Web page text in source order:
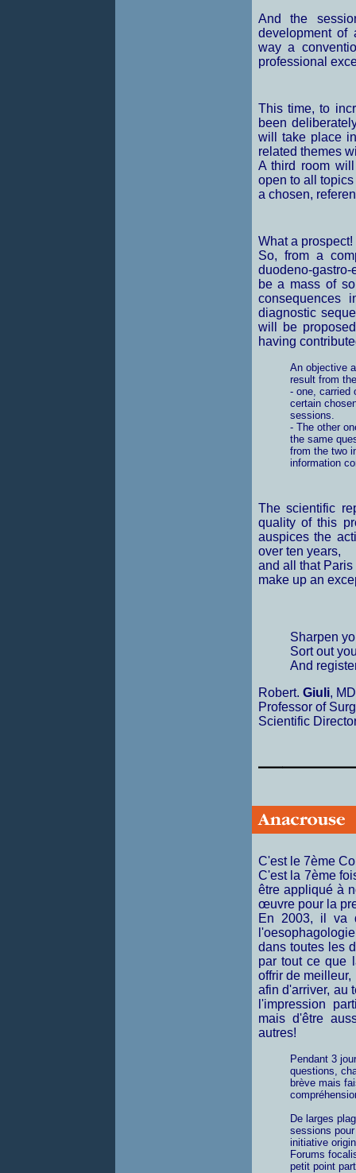
And the
development of
way a
professional
This time, to
been
will take place
related themes
A third room
open to all
a chosen,
What a prospect!
So, from a
duodeno-gastro-
be a mass of
consequences
diagnostic
will be
having
An objective
result from
- one, carried
certain
sessions.
- The other
the same
from the two
information
The scientific
quality of this
auspices the
over ten years,
and all that
make up an
Sharpen
Sort out
And
Robert. Giuli,
Professor of
Scientific
C'est le 7ème
C'est la 7ème
être appliqué à
œuvre pour la
En 2003, il va
dans toutes les
par tout ce que
offrir de meilleur,
afin d'arriver, au
l'impression
mais d'être
autres!
Pendant 3
questions,
brève mais
De larges
sessions
initiative
Forums
petit point